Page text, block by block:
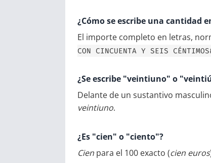
¿Cómo se escribe una cantidad
El importe completo en letras,
CON CINCUENTA Y SEIS
¿Se escribe "veintiuno" o
Delante de un sustantivo
veintiuno.
¿Es "cien" o "ciento"?
Cien para el 100 exacto (cien euros